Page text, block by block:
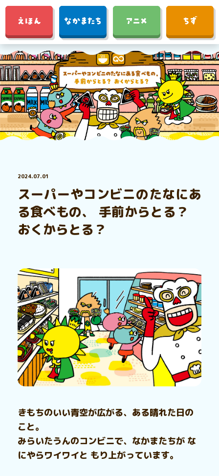
2024.07.01
スーパーやコンビニのたなにあ
る食べもの、 手前からとる？
おくからとる？
きもちのいい青空が広がる、ある晴れた日の
こと。
みらいたうんのコンビニで、なかまたちが な
にやらワイワイと もり上がっています。